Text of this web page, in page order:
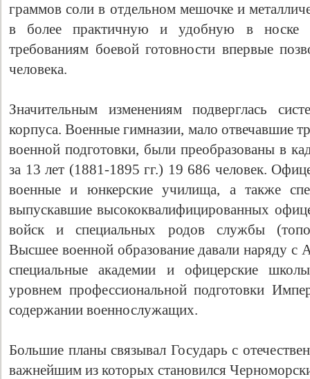
граммов соли в отдельном мешочке и
в более практичную и удобную в носке
требованиям боевой готовности впервые
человека.
Значительным изменениям подверглась
корпуса. Военные гимназии, мало отвечавшие
военной подготовки, были преобразованы в
за 13 лет (1881-1895 гг.) 19 686 человек.
военные и юнкерские училища, а также
выпускавшие высококвалифицированных
войск и специальных родов службы
Высшее военной образование давали наряду с
специальные академии и офицерские
уровнем профессиональной подготовки
содержании военнослужащих.
Большие планы связывал Государь с
важнейшим из которых становился